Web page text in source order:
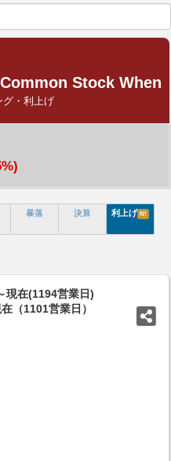
Stock When
グ・利上げ
暴落 決算 利上げ N!
在(1194営業日)
（1101営業日）